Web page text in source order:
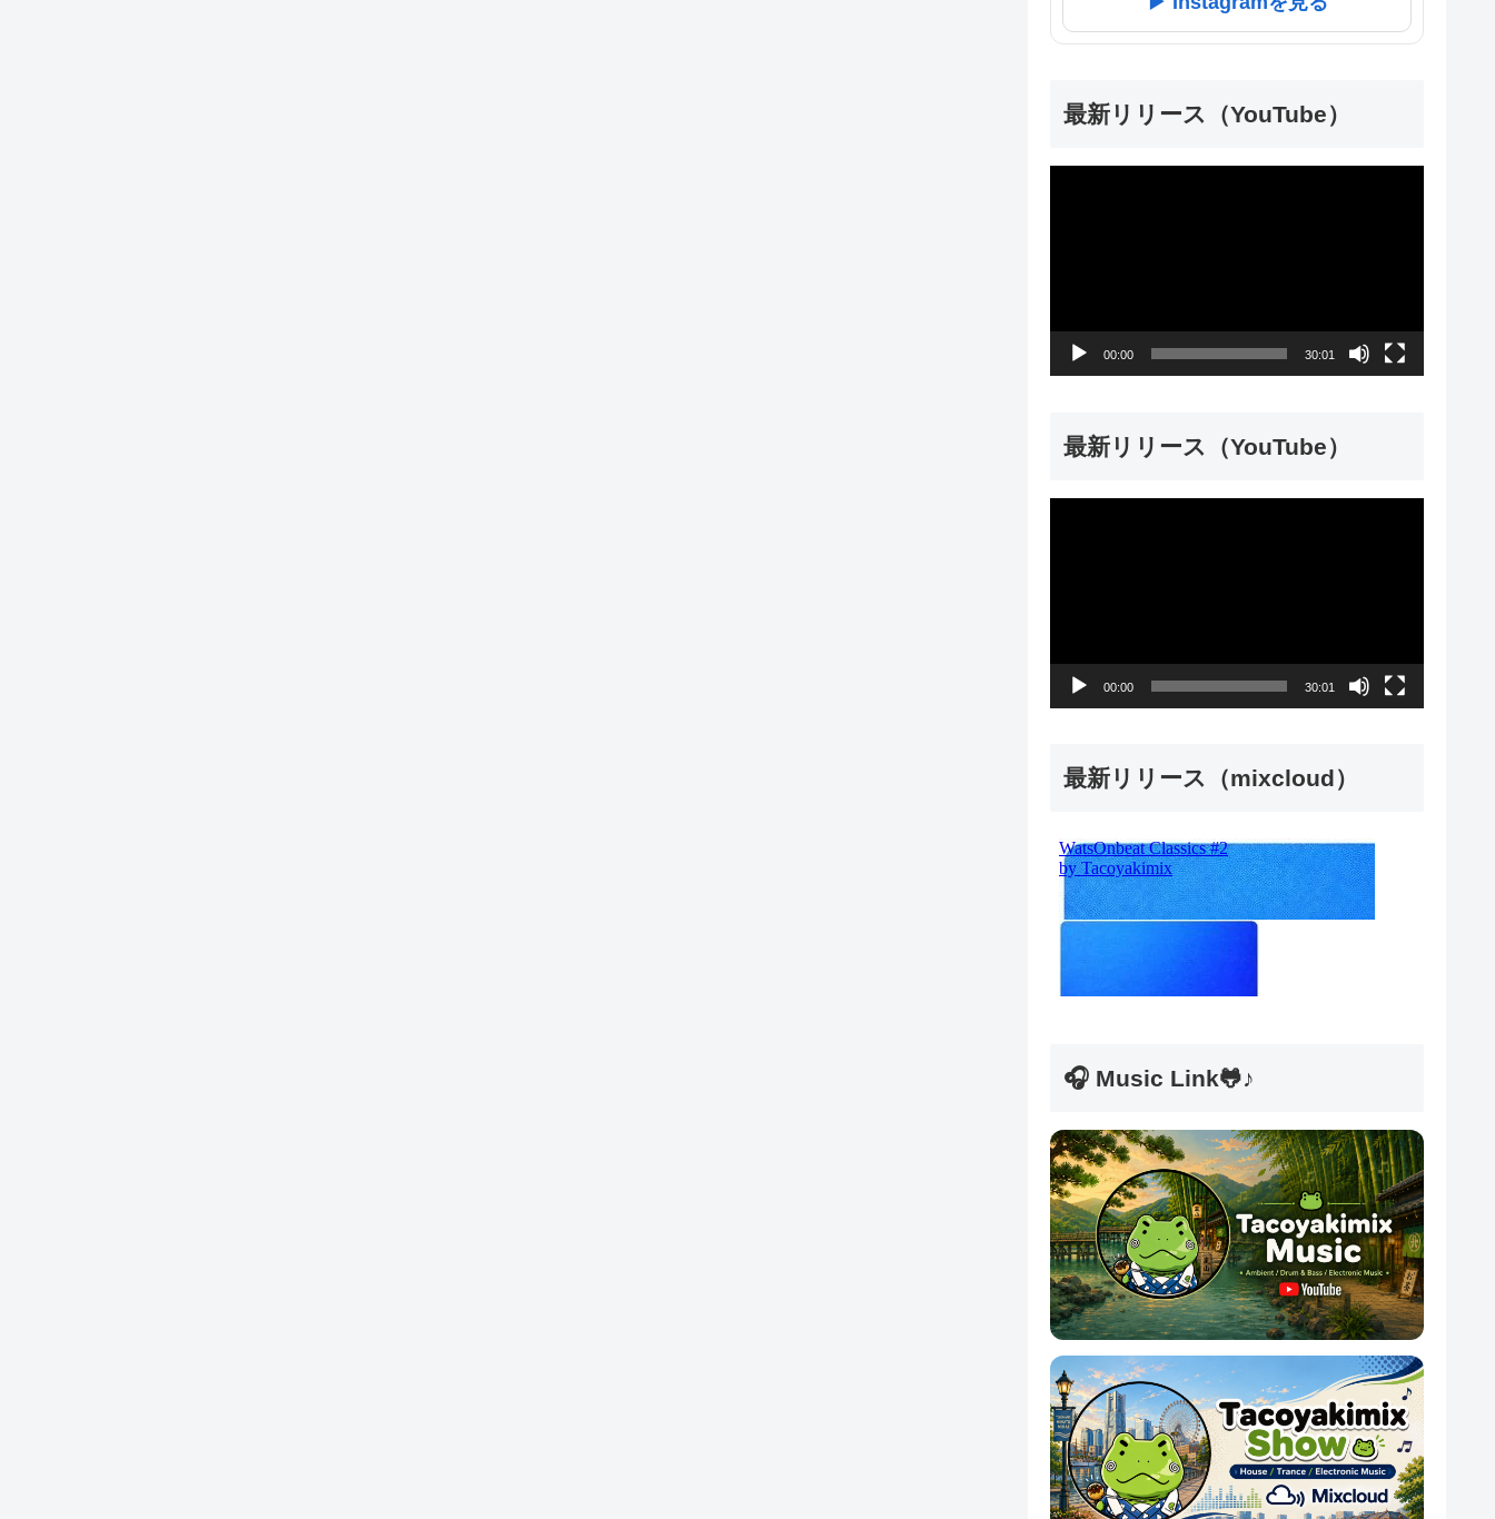
最新リリース（YouTube）
00:00 30:01
最新リリース（YouTube）
00:00 30:01
最新リリース（mixcloud）
🎧 Music Link🐸♪